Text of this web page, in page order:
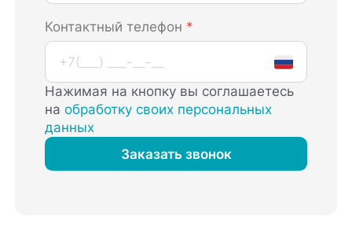
Контактный телефон *
Нажимая на кнопку вы соглашаетесь
наобработку своих персональных
данных
Заказать звонок